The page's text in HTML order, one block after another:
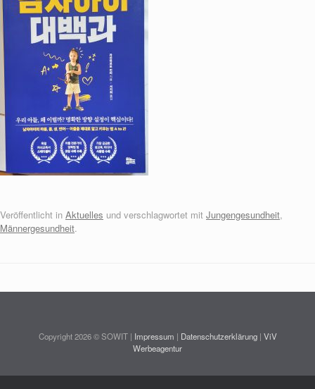
Veröffentlicht in Aktuelles und verschlagwortet mit Jungengesundheit,
Männergesundheit.
Copyright 2026 © SOWIT | Impressum | Datenschutzerklärung| ViV
Werbeagentur